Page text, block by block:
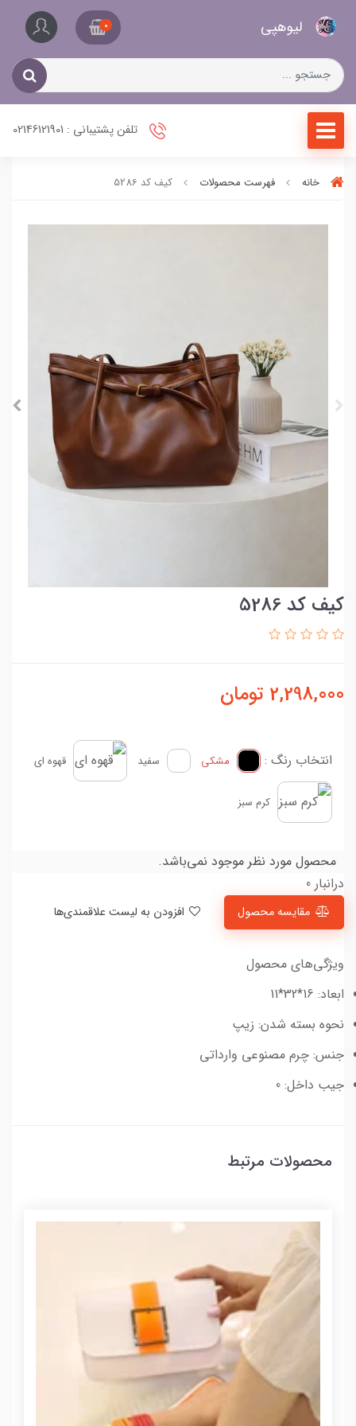
لیو‌هپی 0
تلفن پشتیبانی : 02146121901
خانه فهرست محصولات کیف کد 5286
کیف کد 5286
2,298,000 تومان
انتخاب رنگ : مشکی سفید قهوه ای
کرم سبز
محصول مورد نظر موجود نمی‌باشد.
درانبار 0
مقایسه محصول
ویژگی‌های محصول
ابعاد: 16*32*11
نحوه بسته شدن: زیپ
جنس: چرم مصنوعی وارداتی
جیب داخل: 0
محصولات مرتبط